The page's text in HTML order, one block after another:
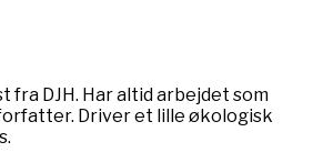
fra DJH. Har altid arbejdet som
Driver et lille økologisk